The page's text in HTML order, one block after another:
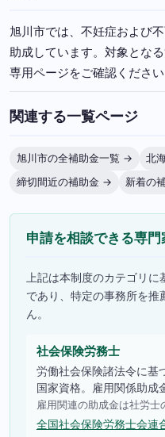
旭川市では、不妊症および
助成しています。対象とな
専用ページをご確認ください
関連する一覧ページ
旭川市の全補助金一覧 →
北
締切間近の補助金 →
新着の
申請を相談できる専門
上記は本制度のカテゴリ
であり、特定の事務所を推
ん。
社会保険労務士
労働社会保険諸法令に基
国家資格。雇用関係助成
雇用関連の助成金は社労士
全国社会保険労務士会連